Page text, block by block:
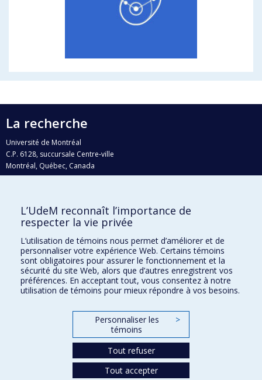
La recherche
Université de Montréal
C.P. 6128, succursale Centre-ville
Montréal, Québec, Canada
H3C 3J7
Qui fait quoi?
Nous trouver
Plan du site
Accessibilité
L’UdeM reconnaît l’importance de
respecter la vie privée
L’utilisation de témoins nous permet d’améliorer et de
personnaliser votre expérience Web. Certains témoins
sont obligatoires pour assurer le fonctionnement et la
sécurité du site Web, alors que d’autres enregistrent vos
préférences. En acceptant tout, vous consentez à notre
utilisation de témoins pour mieux répondre à vos besoins.
Personnaliser les
témoins
>
Tout refuser
Tout accepter